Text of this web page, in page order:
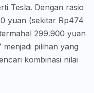
Tesla. Dengan rasio
yuan (sekitar Rp474
299.900 yuan
pilihan yang
kombinasi nilai